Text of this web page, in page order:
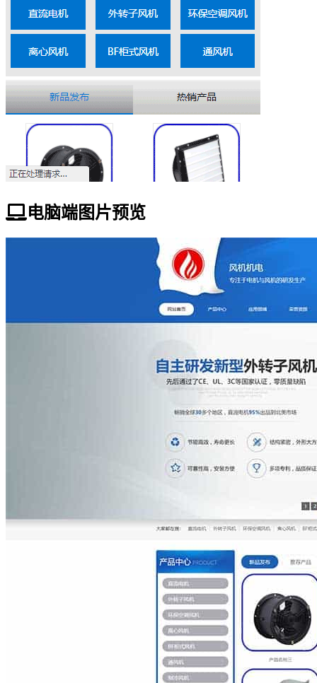
电脑端图片预览